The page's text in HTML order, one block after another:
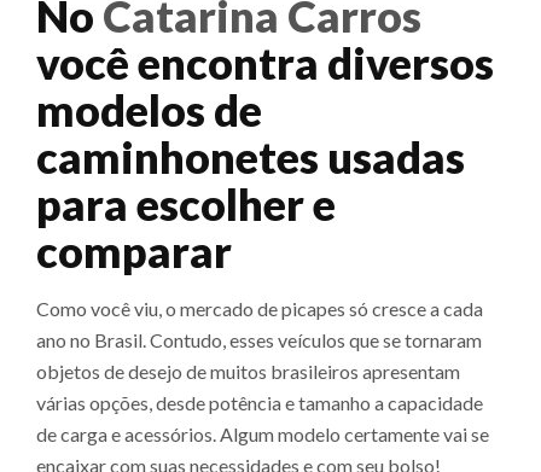
No Catarina Carros
você encontra diversos
modelos de
caminhonetes usadas
para escolher e
comparar
Como você viu, o mercado de picapes só cresce a cada
ano no Brasil. Contudo, esses veículos que se tornaram
objetos de desejo de muitos brasileiros apresentam
várias opções, desde potência e tamanho a capacidade
de carga e acessórios. Algum modelo certamente vai se
encaixar com suas necessidades e com seu bolso!